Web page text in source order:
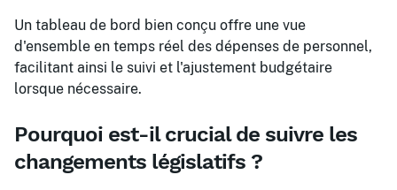
Un tableau de bord bien conçu offre une vue
d'ensemble en temps réel des dépenses de personnel,
facilitant ainsi le suivi et l'ajustement budgétaire
lorsque nécessaire.
Pourquoi est-il crucial de suivre les
changements législatifs ?